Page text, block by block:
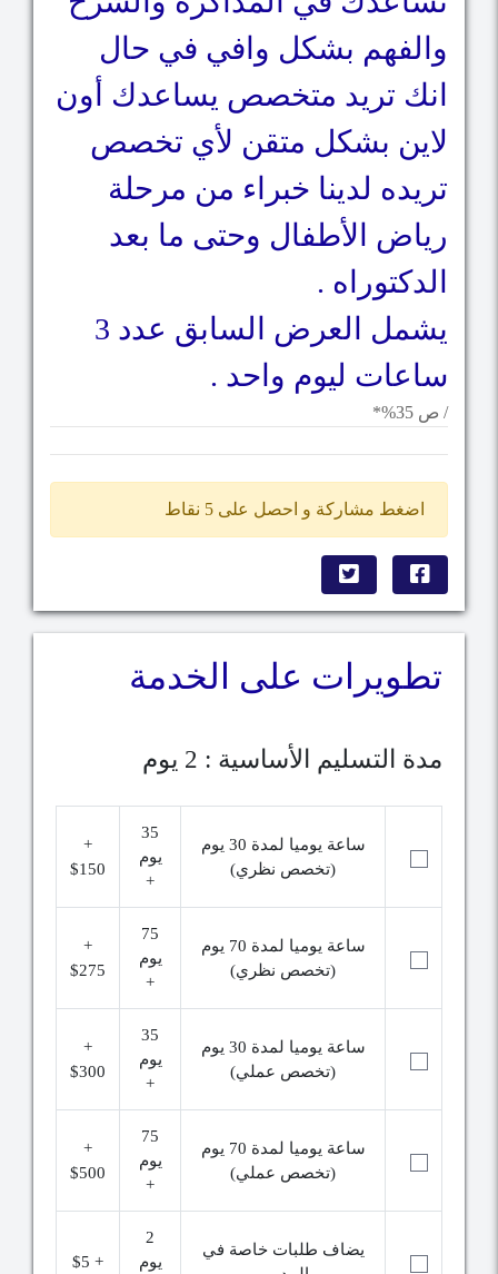
والفهم بشكل وافي في حال
انك تريد متخصص يساعدك أون
لاين بشكل متقن لأي تخصص
تريده لدينا خبراء من مرحلة
رياض الأطفال وحتى ما بعد
الدكتوراه .
يشمل العرض السابق عدد 3
ساعات ليوم واحد .
/ ص 35%*
اضغط مشاركة و احصل على 5 نقاط
تطويرات على الخدمة
مدة التسليم الأساسية : 2 يوم
ساعة يوميا لمدة 30 يوم
(تخصص نظري)
35
يوم
+
+
$150
ساعة يوميا لمدة 70 يوم
(تخصص نظري)
75
يوم
+
+
$275
ساعة يوميا لمدة 30 يوم
(تخصص عملي)
35
يوم
+
+
$300
ساعة يوميا لمدة 70 يوم
(تخصص عملي)
75
يوم
+
+
$500
يضاف طلبات خاصة في
2
يوم
+ $5